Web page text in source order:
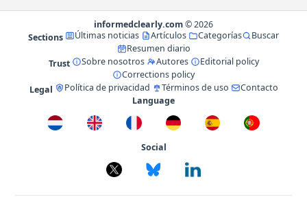
informedclearly.com© 2026
Sections
Últimas noticias Artículos Categorías
Buscar
Resumen diario
Trust
Sobre nosotros Autores
Editorial policy
Corrections policy
Legal
Política de privacidad Términos de uso
Contacto
Language
Social